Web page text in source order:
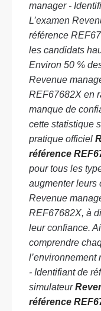
manager -
L’examen
référence
les candidats
Environ 50 %
Revenue
REF67682X en
manque de
cette statistique
pratique officiel
référence
pour tous les
augmenter leurs
Revenue
REF67682X, à
leur confiance.
comprendre
l’environnement
- Identifiant de
simulateur
référence